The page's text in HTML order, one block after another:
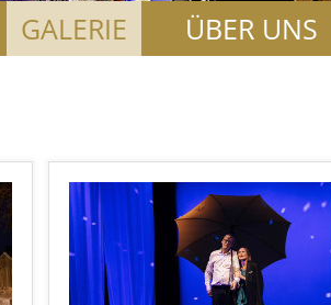
GALERIE ÜBER UNS